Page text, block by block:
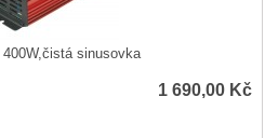
sinusovka
1 690,00 Kč